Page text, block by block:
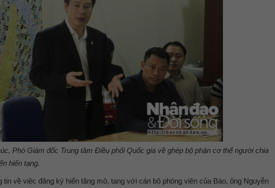
Phó Giám đốc Trung tâm Điều phối Quốc gia về ghép bộ phận cơ thể người chia
hiến tạng.
về việc đăng ký hiến tặng mô, tạng với cán bộ phóng viên của Báo, ông Nguyễn